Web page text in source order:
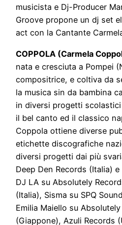
musicista e Dj-Producer
Groove propone un dj set
act con la Cantante
COPPOLA (Carmela
nata e cresciuta a Pompei
compositrice, e coltiva da
la musica sin da bambina
in diversi progetti
il bel canto ed il classico
Coppola ottiene diverse
etichette discografiche
diversi progetti dai più
Deep Den Records (Italia)
DJ LA su Absolutely
(Italia), Sisma su SPQ
Emilia Maiello su
(Giappone), Azuli Records